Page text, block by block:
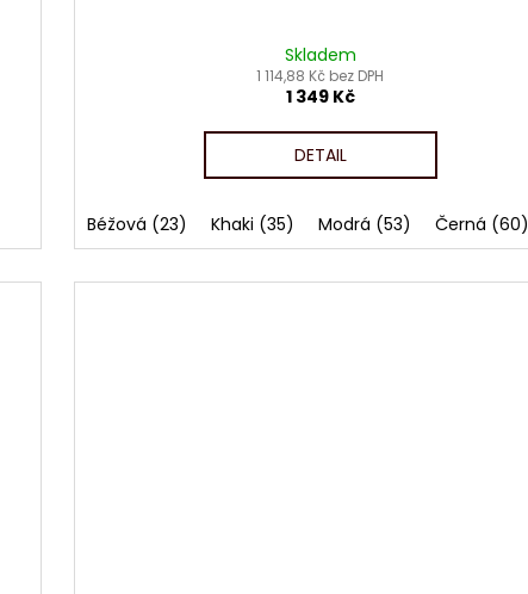
Skladem
1 114,88 Kč bez DPH
1 349 Kč
DETAIL
Béžová (23) Khaki (35) Modrá (53) Černá (60)